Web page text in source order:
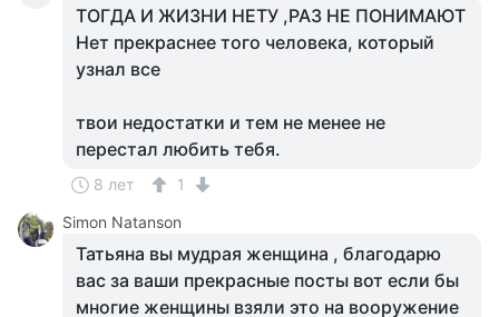
ТОГДА И ЖИЗНИ НЕТУ ,РАЗ НЕ ПОНИМАЮТ
Нет прекраснее того человека, который
узнал все
твои недостатки и тем не менее не
перестал любить тебя.
8 лет
1
Simon Natanson
Татьяна вы мудрая женщина , благодарю
вас за ваши прекрасные посты вот если бы
многие женщины взяли это на вооружение